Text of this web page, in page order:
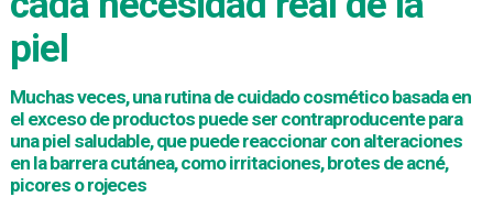
piel
Muchas veces, una rutina de cuidado cosmético basada en
el exceso de productos puede ser contraproducente para
una piel saludable, que puede reaccionar con alteraciones
en la barrera cutánea, como irritaciones, brotes de acné,
picores o rojeces